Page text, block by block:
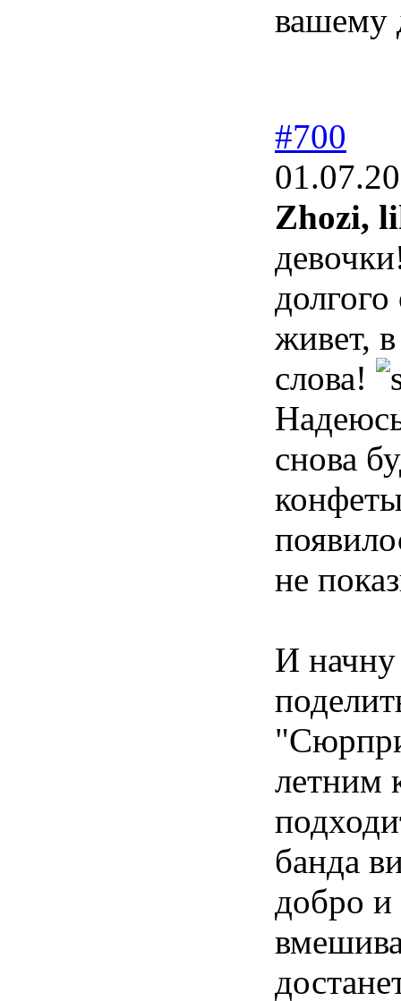
#700
Zhozi,
живет,
слова!
снова
не
И начну
летним
банда
добро и